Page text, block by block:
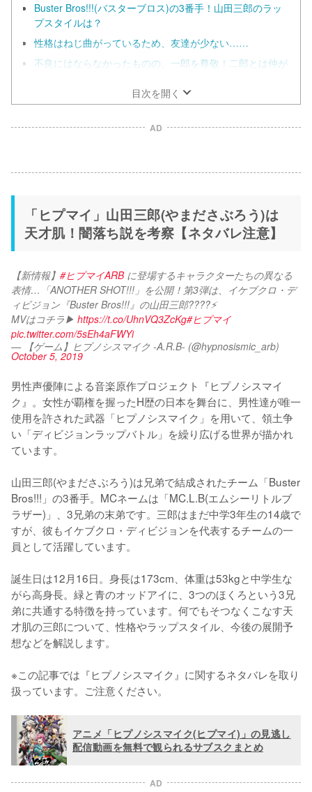
Buster Bros!!!(バスターブロス)の3番手！山田三郎のラッ
プスタイルは？
性格はねじ曲がっているため、友達が少ない……
不良にはならなかったものの、一郎を尊敬！二郎とは仲が
目次を開く
AD
「ヒプマイ」山田三郎(やまださぶろう)は
天才肌！闇落ち説を考察【ネタバレ注意】
【新情報】 #ヒプマイARB に登場するキャラクターたちの異なる
表情…「ANOTHER SHOT!!!」を公開！第3弾は、イケブクロ・デ
ィビジョン『Buster Bros!!!』の山田三郎????⚡
MVはコチラ▶ https://t.co/UhnVQ3ZcKg#ヒプマイ
pic.twitter.com/5sEh4aFWYi
— 【ゲーム】ヒプノシスマイク -A.R.B- (@hypnosismic_arb)
October 5, 2019
男性声優陣による音楽原作プロジェクト『ヒプノシスマイ
ク』。女性が覇権を握ったH歴の日本を舞台に、男性達が唯一
使用を許された武器「ヒプノシスマイク」を用いて、領土争
い「ディビジョンラップバトル」を繰り広げる世界が描かれ
ています。
山田三郎(やまださぶろう)は兄弟で結成されたチーム「Buster
Bros!!!」の3番手。MCネームは「MC.L.B(エムシーリトルブ
ラザー)」、3兄弟の末弟です。三郎はまだ中学3年生の14歳で
すが、彼もイケブクロ・ディビジョンを代表するチームの一
員として活躍しています。
誕生日は12月16日。身長は173cm、体重は53kgと中学生な
がら高身長。緑と青のオッドアイに、3つのほくろという3兄
弟に共通する特徴を持っています。何でもそつなくこなす天
才肌の三郎について、性格やラップスタイル、今後の展開予
想などを解説します。
※この記事では『ヒプノシスマイク』に関するネタバレを取り
扱っています。ご注意ください。
アニメ「ヒプノシスマイク(ヒプマイ)」の見逃し
配信動画を無料で観られるサブスクまとめ
AD